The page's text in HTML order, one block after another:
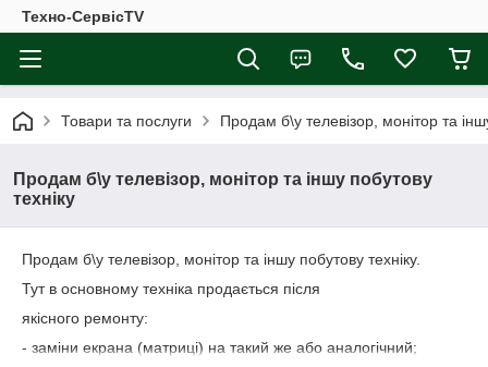
Техно-СервісTV
Товари та послуги Продам б\у телевізор, монітор та
Продам б\у телевізор, монітор та іншу побутову
техніку
Продам б\у телевізор, монітор та іншу побутову техніку.
Тут в основному техніка продається після
якісного ремонту:
- заміни екрана (матриці) на такий же або аналогічний;